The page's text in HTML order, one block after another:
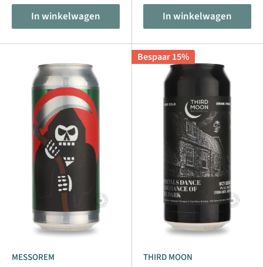
In winkelwagen In winkelwagen
MESSOREM
Bespaar 15%
THIRD MOON